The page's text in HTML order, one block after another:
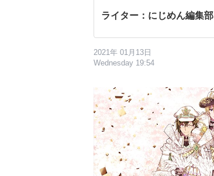
ライター：にじめん編集部
2021年 01月13日
Wednesday 19:54